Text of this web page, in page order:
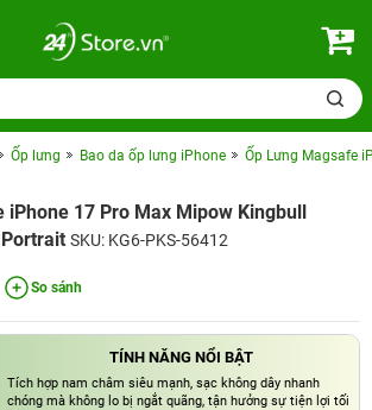
Ốp lưng Bao da ốp lưng iPhone Ốp Lưng Magsafe
iPhone 17 Pro Max Mipow Kingbull
SKU: KG6-PKS-56412
So sánh
TÍNH NĂNG NỔI BẬT
Tích hợp nam châm siêu mạnh, sạc không dây nhanh
chóng mà không lo bị ngắt quãng, tận hưởng sự tiện lợi tối